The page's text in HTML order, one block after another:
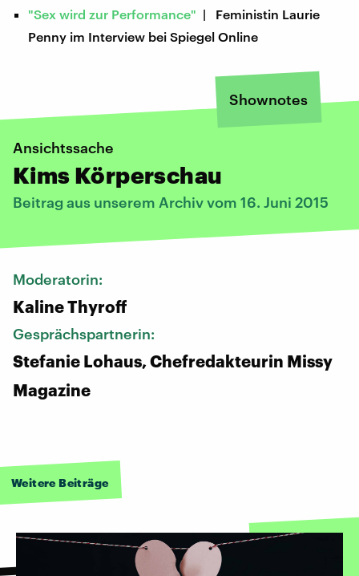
"Sex wird zur Performance" | Feministin Laurie
Penny im Interview bei Spiegel Online
Shownotes
Ansichtssache
Kims Körperschau
Beitrag aus unserem Archiv vom 16. Juni 2015
Moderatorin:
Kaline Thyroff
Gesprächspartnerin:
Stefanie Lohaus, Chefredakteurin Missy
Magazine
Weitere Beiträge